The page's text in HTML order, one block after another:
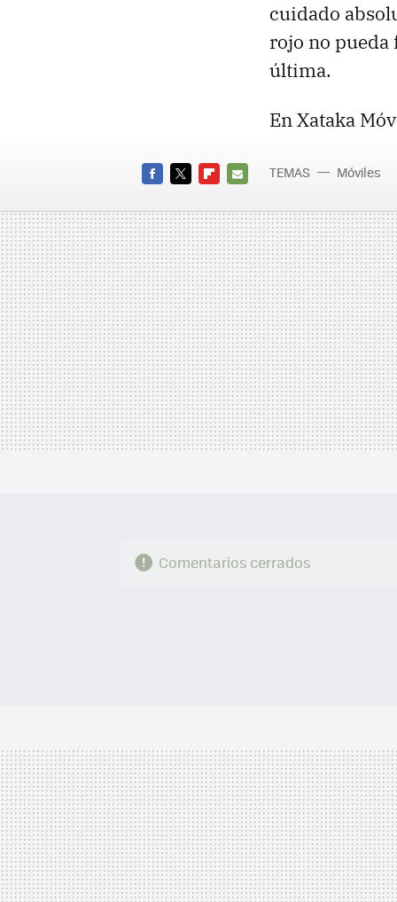
cuidado
rojo no pueda
última.
En Xataka
MAIL
TEMAS Móviles
Comentarios cerrados